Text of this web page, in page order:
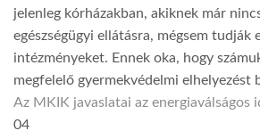
jelenleg kórházakban, akiknek már
egészségügyi ellátásra, mégsem tudják
intézményeket. Ennek oka, hogy
megfelelő gyermekvédelmi elhelyezést
Az MKIK javaslatai az energiaválságos
04